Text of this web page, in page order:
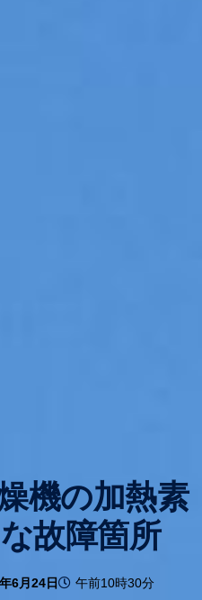
機の加熱素
故障箇所
6月24日 午前10時30分